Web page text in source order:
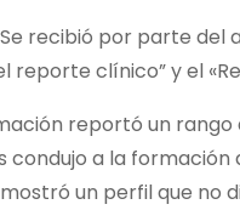
recibió por parte del
reporte clínico” y el
reportó un rango
condujo a la formación
un perfil que no